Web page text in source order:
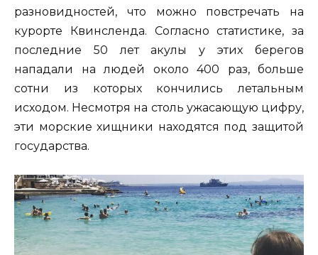
разновидностей, что можно повстречать на
курорте Квинсленда. Согласно статистике, за
последние 50 лет акулы у этих берегов
нападали на людей около 400 раз, больше
сотни из которых кончились летальным
исходом. Несмотря на столь ужасающую цифру,
эти морские хищники находятся под защитой
государства.